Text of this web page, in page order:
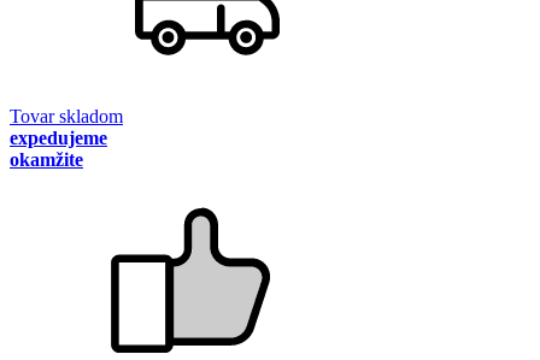
Tovar skladom
expedujeme
okamžite